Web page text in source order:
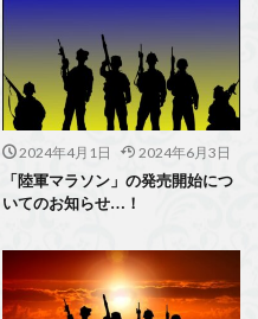
2024年4月1日
2024年6月3日
「陸軍マラソン」の発売開始につ
いてのお知らせ…！